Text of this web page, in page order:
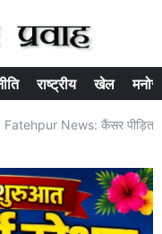
राष्ट्रीय खेल
Fatehpur News: कैंसर पीड़ित